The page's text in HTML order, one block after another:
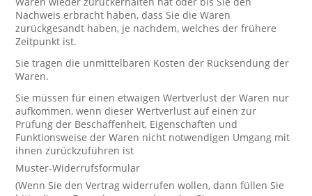
Nachweis erbracht haben, dass Sie die Waren
zurückgesandt haben, je nachdem, welches der frühere
Zeitpunkt ist.
Sie tragen die unmittelbaren Kosten der Rücksendung der
Waren.
Sie müssen für einen etwaigen Wertverlust der Waren nur
aufkommen, wenn dieser Wertverlust auf einen zur
Prüfung der Beschaffenheit, Eigenschaften und
Funktionsweise der Waren nicht notwendigen Umgang mit
ihnen zurückzuführen ist
Muster-Widerrufsformular
(Wenn Sie den Vertrag widerrufen wollen, dann füllen Sie